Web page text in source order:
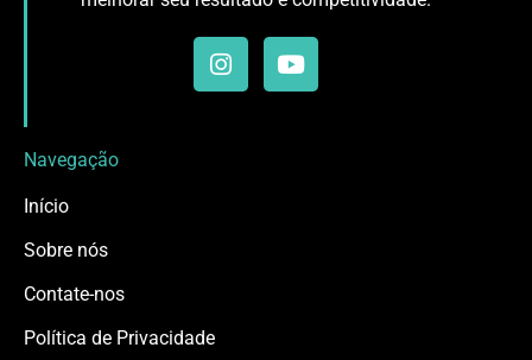
Navegação
Início
Sobre nós
Contate-nos
Política de Privacidade